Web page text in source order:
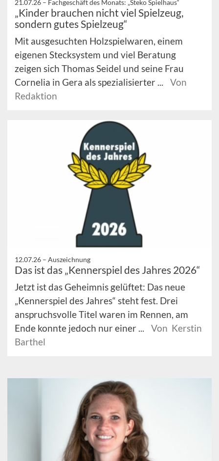
21.07.26 – Fachgeschäft des Monats: „Steko Spielhaus“
„Kinder brauchen nicht viel Spielzeug,
sondern gutes Spielzeug“
Mit ausgesuchten Holzspielwaren, einem
eigenen Stecksystem und viel Beratung
zeigen sich Thomas Seidel und seine Frau
Cornelia in Gera als spezialisierter ...
Von
Redaktion
12.07.26 – Auszeichnung
Das ist das „Kennerspiel des Jahres 2026“
Jetzt ist das Geheimnis gelüftet: Das neue
„Kennerspiel des Jahres“ steht fest. Drei
anspruchsvolle Titel waren im Rennen, am
Ende konnte jedoch nur einer ...
Von Kerstin
Barthel